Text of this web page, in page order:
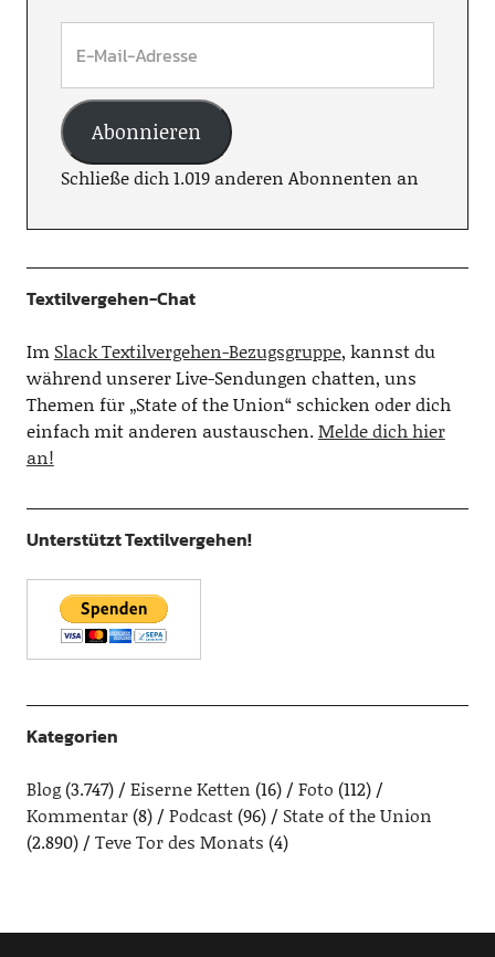
Abonnieren
Schließe dich 1.019 anderen Abonnenten an
Textilvergehen-Chat
Im Slack Textilvergehen-Bezugsgruppe, kannst du
während unserer Live-Sendungen chatten, uns
Themen für „State of the Union“ schicken oder dich
einfach mit anderen austauschen.Melde dich hier
an!
Unterstützt Textilvergehen!
Kategorien
Blog(3.747) Eiserne Ketten (16) Foto (112)
Kommentar(8) Podcast(96)
State of the Union
(2.890)
Teve Tor des Monats (4)